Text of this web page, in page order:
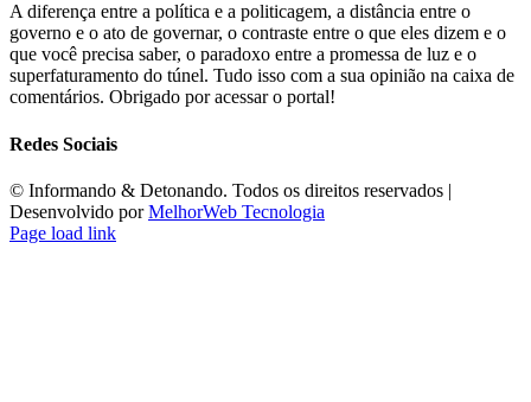
A diferença entre a política e a politicagem, a distância entre o
governo e o ato de governar, o contraste entre o que eles dizem e o
que você precisa saber, o paradoxo entre a promessa de luz e o
superfaturamento do túnel. Tudo isso com a sua opinião na caixa de
comentários. Obrigado por acessar o portal!
Redes Sociais
©️ Informando & Detonando. Todos os direitos reservados |
Desenvolvido porMelhorWeb Tecnologia
Page load link